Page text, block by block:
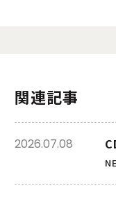
関連記事
2026.07.08